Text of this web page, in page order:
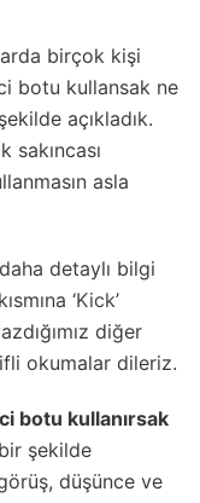
birçok kişi
botu kullansak ne
açıkladık.
asla
detaylı bilgi
‘Kick’
diğer
okumalar dileriz.
botu kullanırsak
şekilde
düşünce ve